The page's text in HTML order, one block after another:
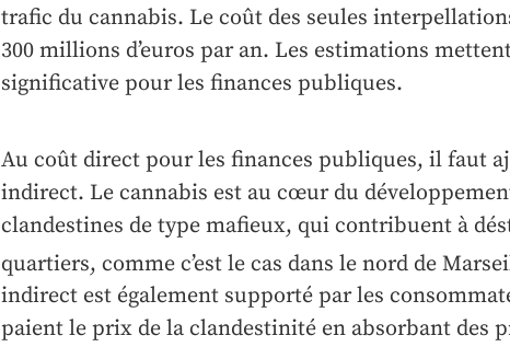
trafic du cannabis. Le coût des seules
300 millions d’euros par an. Les estimations
significative pour les finances publiques.
Au coût direct pour les finances publiques, il faut
indirect. Le cannabis est au cœur du
clandestines de type mafieux, qui contribuent à
quartiers, comme c’est le cas dans le nord de
indirect est également supporté par les
paient le prix de la clandestinité en absorbant des